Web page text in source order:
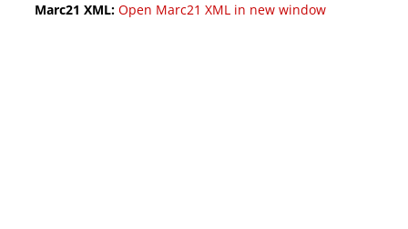
Marc21 XML: Open Marc21 XML in new window